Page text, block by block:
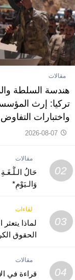
مقالات
هندسة السلطة
تركيا: إرث
واختبارات التفاوض
2026-08-07
02
مقالات
حَالُ
وَالـيَوْمِ*
03
لقاءات
لماذا
الحقوق
04
مقالات
قراءة في